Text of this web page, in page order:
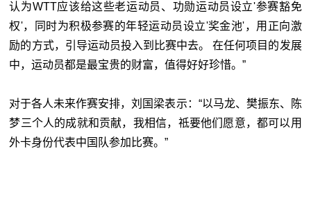
认为WTT应该给这些老运动员、功勋运动员设立'参赛豁免
权'，同时为积极参赛的年轻运动员设立'奖金池'，用正向激
励的方式，引导运动员投入到比赛中去。 在任何项目的发展
中，运动员都是最宝贵的财富，值得好好珍惜。”
对于各人未来作赛安排，刘国梁表示：“以马龙、樊振东、陈
梦三个人的成就和贡献，我相信，祗要他们愿意，都可以用
外卡身份代表中国队参加比赛。”